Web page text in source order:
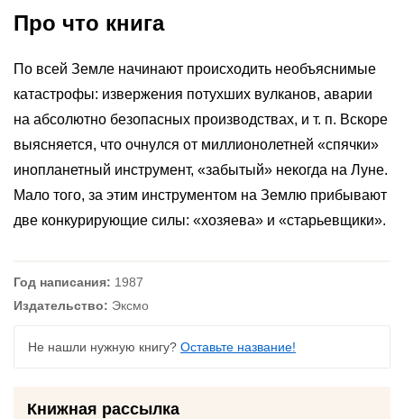
Про что книга
По всей Земле начинают происходить необъяснимые
катастрофы: извержения потухших вулканов, аварии
на абсолютно безопасных производствах, и т. п. Вскоре
выясняется, что очнулся от миллионолетней «спячки»
инопланетный инструмент, «забытый» некогда на Луне.
Мало того, за этим инструментом на Землю прибывают
две конкурирующие силы: «хозяева» и «старьевщики».
Год написания: 1987
Издательство: Эксмо
Не нашли нужную книгу? Оставьте название!
Книжная рассылка